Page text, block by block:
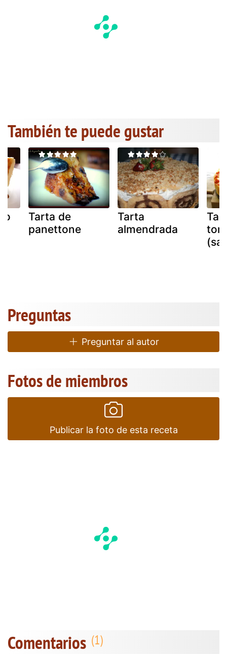
También te puede gustar
Tarta de
panettone
Tarta
almendrada
Preguntas
Preguntar al autor
Fotos de miembros
Publicar la foto de esta receta
Comentarios